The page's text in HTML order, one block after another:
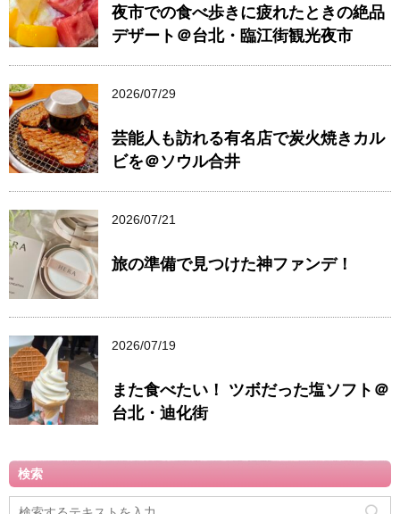
夜市での食べ歩きに疲れたときの絶品
デザート＠台北・臨江街観光夜市
2026/07/29
芸能人も訪れる有名店で炭火焼きカル
ビを＠ソウル合井
2026/07/21
旅の準備で見つけた神ファンデ！
2026/07/19
また食べたい！ ツボだった塩ソフト＠
台北・迪化街
検索